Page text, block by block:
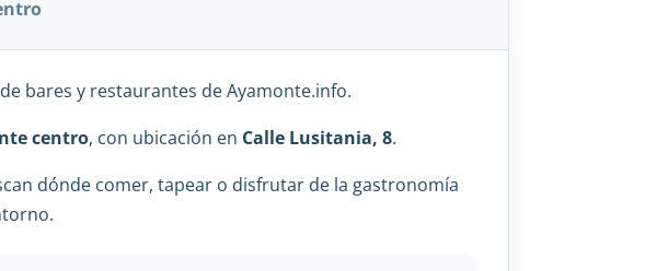
bares y restaurantes de Ayamonte.info.
centro, con ubicación en Calle Lusitania, 8.
dónde comer, tapear o disfrutar de la gastronomía